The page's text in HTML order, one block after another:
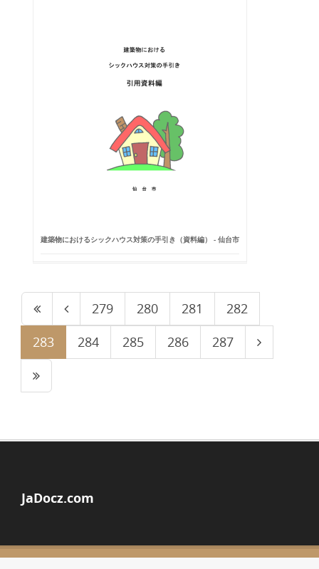
建築物におけるシックハウス対策の手引き（資料編） - 仙台市
279 280 281
282
283
284 285 286 287
JaDocz.com